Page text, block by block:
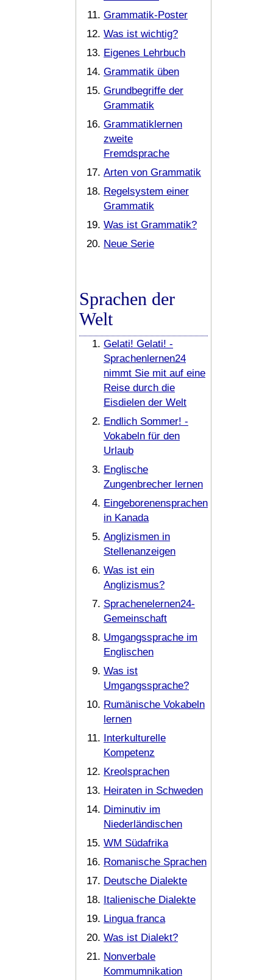
Grammatik-Poster
Was ist wichtig?
Eigenes Lehrbuch
Grammatik üben
Grundbegriffe der
Grammatik
Grammatiklernen
zweite
Fremdsprache
Arten von Grammatik
Regelsystem einer
Grammatik
Was ist Grammatik?
Neue Serie
Sprachen der
Welt
Gelati! Gelati! -
Sprachenlernen24
nimmt Sie mit auf eine
Reise durch die
Eisdielen der Welt
Endlich Sommer! -
Vokabeln für den
Urlaub
Englische
Zungenbrecher lernen
Eingeborenensprachen
in Kanada
Anglizismen in
Stellenanzeigen
Was ist ein
Anglizismus?
Sprachenelernen24-
Gemeinschaft
Umgangssprache im
Englischen
Was ist
Umgangssprache?
Rumänische Vokabeln
lernen
Interkulturelle
Kompetenz
Kreolsprachen
Heiraten in Schweden
Diminutiv im
Niederländischen
WM Südafrika
Romanische Sprachen
Deutsche Dialekte
Italienische Dialekte
Lingua franca
Was ist Dialekt?
Nonverbale
Kommumnikation